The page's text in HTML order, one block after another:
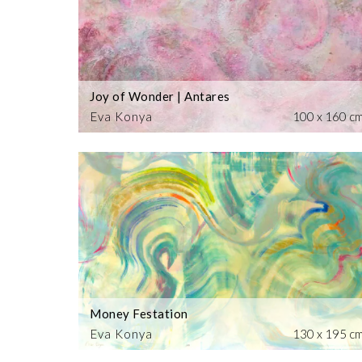
Eva Konya
Joy of Wonder | Antares
100 x 160
Eva Konya
Money Festation
130 x 195